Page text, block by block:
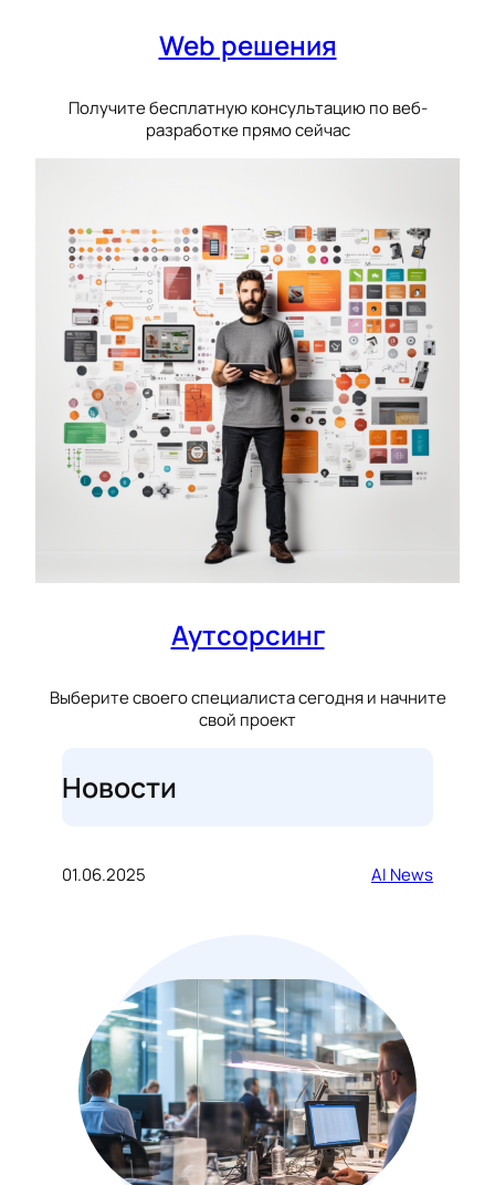
Web решения
Получите бесплатную консультацию по веб-
разработке прямо сейчас
Аутсорсинг
Выберите своего специалиста сегодня и начните
свой проект
Новости
01.06.2025 AI News